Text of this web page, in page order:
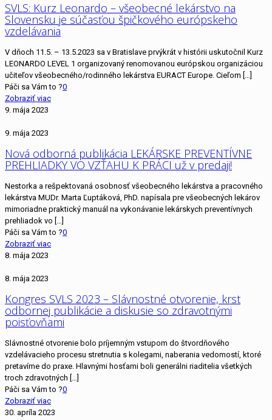
SVLS: Kurz Leonardo – všeobecné lekárstvo na
Slovensku je súčasťou špičkového európskeho
vzdelávania
V dňoch 11.5. – 13.5.2023 sa v Bratislave prvýkrát v histórii uskutočnil Kurz
LEONARDO LEVEL 1 organizovaný renomovanou európskou organizáciou
učiteľov všeobecného/rodinného lekárstva EURACT Europe. Cieľom […]
Páči sa Vám to ?0
Zobraziť viac
9. mája 2023
9. mája 2023
Nová odborná publikácia LEKÁRSKE PREVENTÍVNE
PREHLIADKY VO VZŤAHU K PRÁCI už v predaji!
Nestorka a rešpektovaná osobnosť všeobecného lekárstva a pracovného
lekárstva MUDr. Marta Ľuptáková, PhD. napísala pre všeobecných lekárov
mimoriadne praktický manuál na vykonávanie lekárskych preventívnych
prehliadok vo […]
Páči sa Vám to ?0
Zobraziť viac
8. mája 2023
8. mája 2023
Kongres SVLS 2023 – Slávnostné otvorenie, krst
odbornej publikácie a diskusie so zdravotnými
poisťovňami
Slávnostné otvorenie bolo príjemným vstupom do štvordňového
vzdelávacieho procesu stretnutia s kolegami, naberania vedomostí, ktoré
pretavíme do praxe. Hlavnými hosťami boli generálni riaditelia všetkých
troch zdravotných […]
Páči sa Vám to ?0
Zobraziť viac
30. apríla 2023